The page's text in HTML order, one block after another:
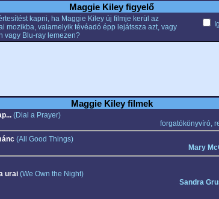
Maggie Kiley figyelő
kapni, ha Maggie Kiley új filmje kerül az
mozikba, valamelyik tévéadó épp lejátssza azt, vagy
vagy Blu-ray lemezen?
Maggie Kiley filmek
(Dial a Prayer)
forgatókönyvíró,
(All Good Things)
Mary
urai(We Own the Night)
Sandra